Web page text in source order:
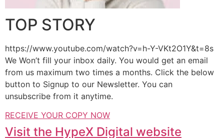
TOP STORY
https://www.youtube.com/watch?v=h-Y-VKt2O1Y&t=8s
We Won’t fill your inbox daily. You would get an email
from us maximum two times a months. Click the below
button to Signup to our Newsletter. You can
unsubscribe from it anytime.
RECEIVE YOUR COPY NOW
Visit the HypeX Digital website